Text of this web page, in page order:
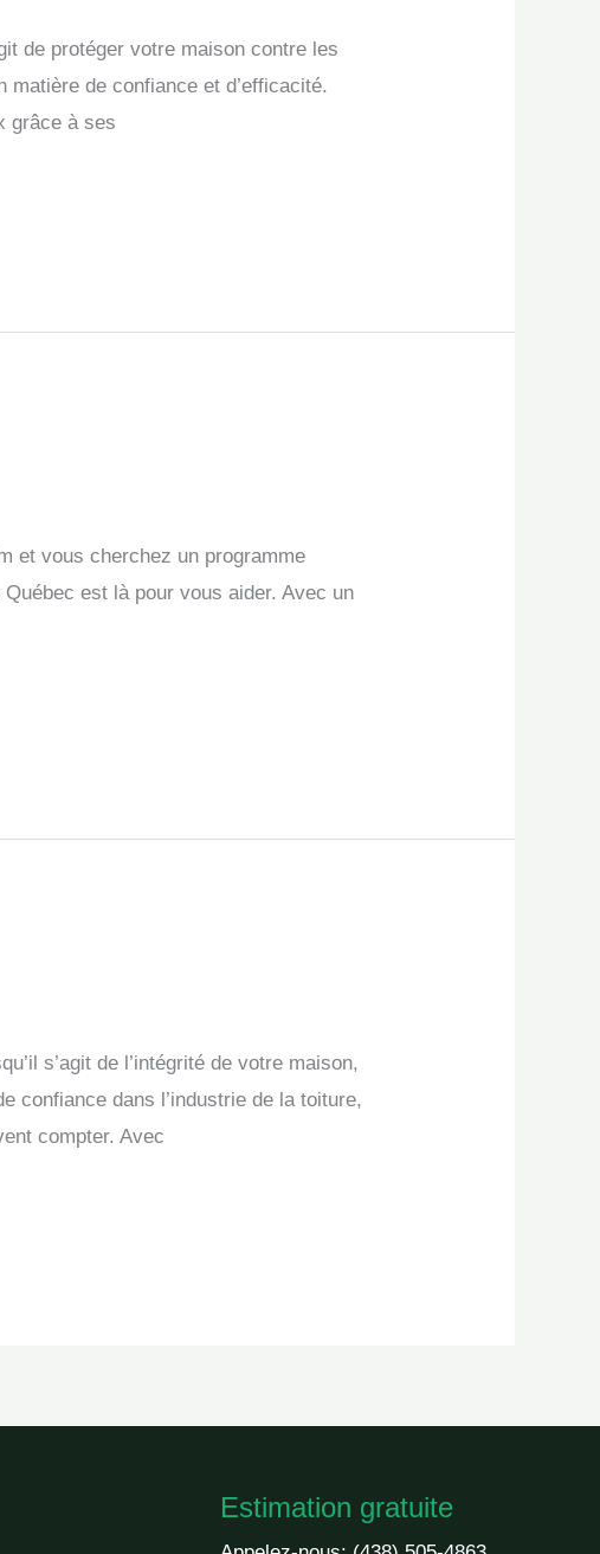
de protéger votre maison contre les
matière de confiance et d’efficacité.
grâce à ses
et vous cherchez un programme
est là pour vous aider. Avec un
s’agit de l’intégrité de votre maison,
confiance dans l’industrie de la toiture,
compter. Avec
Estimation gratuite